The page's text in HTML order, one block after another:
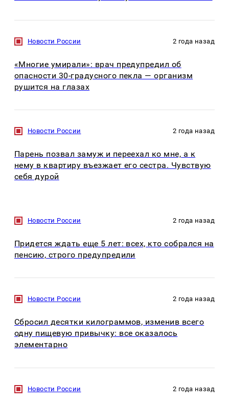
Новости России 2 года назад
«Многие умирали»: врач предупредил об
опасности 30-градусного пекла — организм
рушится на глазах
Новости России 2 года назад
Парень позвал замуж и переехал ко мне, а к
нему в квартиру въезжает его сестра. Чувствую
себя дурой
Новости России 2 года назад
Придется ждать еще 5 лет: всех, кто собрался на
пенсию, строго предупредили
Новости России 2 года назад
Сбросил десятки килограммов, изменив всего
одну пищевую привычку: все оказалось
элементарно
Новости России 2 года назад